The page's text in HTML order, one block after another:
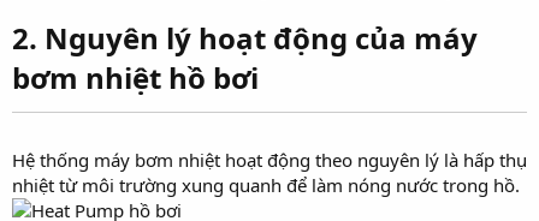
2. Nguyên lý hoạt động của máy
bơm nhiệt hồ bơi
Hệ thống máy bơm nhiệt hoạt động theo nguyên lý là hấp thụ
nhiệt từ môi trường xung quanh để làm nóng nước trong hồ.